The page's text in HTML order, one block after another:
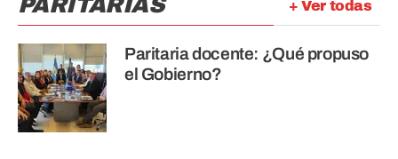
+ Ver todas
PARITARIAS
Paritaria docente: ¿Qué propuso
el Gobierno?